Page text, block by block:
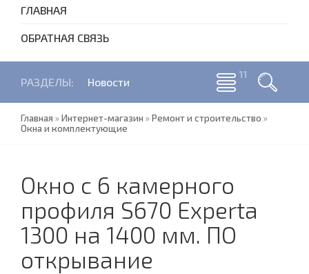
ГЛАВНАЯ
ОБРАТНАЯ СВЯЗЬ
РАЗДЕЛЫ: Новости
Главная »Интернет-магазин »Ремонт и строительство »
Окна и комплектующие
Окно с 6 камерного
профиля S670 Experta
1300 на 1400 мм. ПО
открывание